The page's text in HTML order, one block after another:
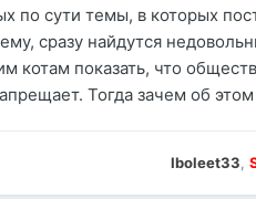
по сути темы, в которых
сразу найдутся
котам показать, что
Тогда зачем об
Iboleet33,